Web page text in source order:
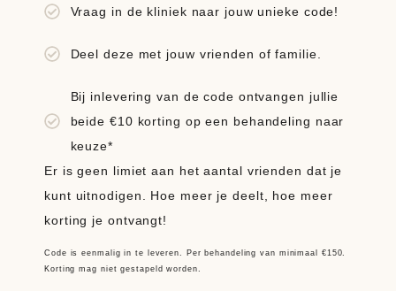
Vraag in de kliniek naar jouw unieke code!
Deel deze met jouw vrienden of familie.
Bij inlevering van de code ontvangen jullie
beide €10 korting op een behandeling naar
keuze*
Er is geen limiet aan het aantal vrienden dat je
kunt uitnodigen. Hoe meer je deelt, hoe meer
korting je ontvangt!
Code is eenmalig in te leveren. Per behandeling van minimaal €150.
Korting mag niet gestapeld worden.